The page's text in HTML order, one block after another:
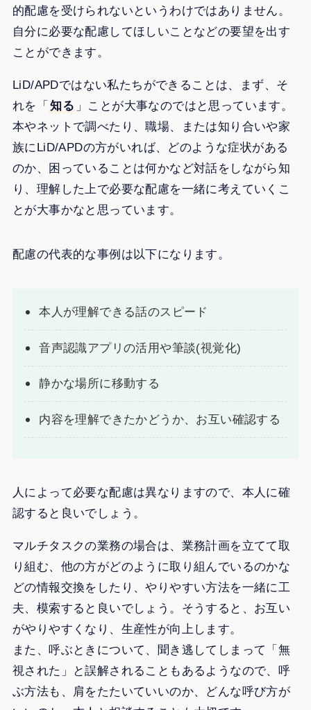
的配慮を受けられないというわけではありません。
自分に必要な配慮してほしいことなどの要望を出す
ことができます。
LiD/APDではない私たちができることは、まず、そ
れを「 知る 」ことが大事なのではと思っています。
本やネットで調べたり、職場、または知り合いや家
族にLiD/APDの方がいれば、どのような症状がある
のか、困っていることは何かなど対話をしながら知
り、理解した上で必要な配慮を一緒に考えていくこ
とが大事かなと思っています。
配慮の代表的な事例は以下になります。
本人が理解できる話のスピード
音声認識アプリの活用や筆談(視覚化)
静かな場所に移動する
内容を理解できたかどうか、お互い確認する
人によって必要な配慮は異なりますので、本人に確
認すると良いでしょう。
マルチタスクの業務の場合は、業務計画を立てて取
り組む、他の方がどのように取り組んでいるのかな
どの情報交換をしたり、やりやすい方法を一緒に工
夫、模索すると良いでしょう。そうすると、お互い
がやりやすくなり、生産性が向上します。
また、呼ぶときについて、聞き逃してしまって「無
視された」と誤解されることもあるようなので、呼
ぶ方法も、肩をたたいていいのか、どんな呼び方が